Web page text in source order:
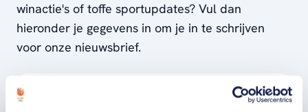
winactie's of toffe sportupdates? Vul dan
hieronder je gegevens in om je in te schrijven
voor onze nieuwsbrief.